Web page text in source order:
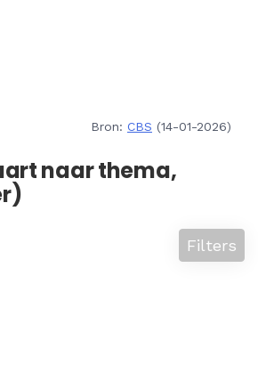
Bron: CBS (14-01-2026)
naar thema,
Filters